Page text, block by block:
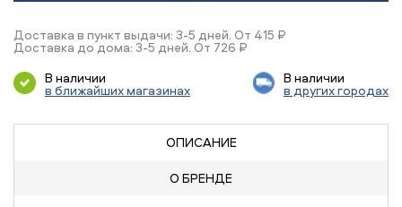
Доставка в пункт выдачи: 3-5 дней. От 415 ₽
Доставка до дома: 3-5 дней. От 726 ₽
В наличии
в ближайших магазинах
В наличии
в других городах
ОПИСАНИЕ
О БРЕНДЕ